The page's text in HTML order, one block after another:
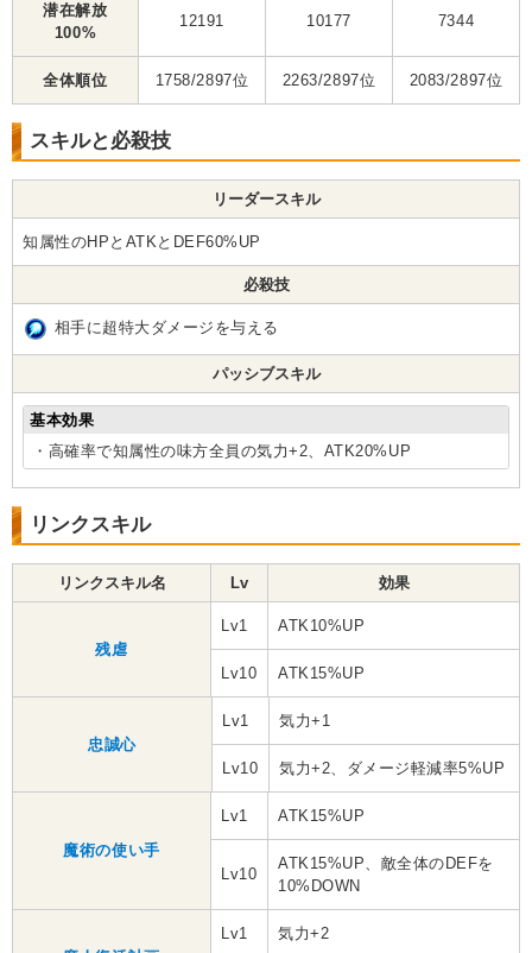
潜在解放
100%
12191 10177 7344
全体順位 1758/2897位 2263/2897位 2083/2897位
スキルと必殺技
リーダースキル
知属性のHPとATKとDEF60%UP
必殺技
相手に超特大ダメージを与える
パッシブスキル
基本効果
・高確率で知属性の味方全員の気力+2、ATK20%UP
リンクスキル
リンクスキル名 Lv 効果
残虐
Lv1 ATK10%UP
Lv10 ATK15%UP
忠誠心
Lv1 気力+1
Lv10 気力+2、ダメージ軽減率5%UP
魔術の使い手
Lv1 ATK15%UP
Lv10
ATK15%UP、敵全体のDEFを
10%DOWN
Lv1 気力+2